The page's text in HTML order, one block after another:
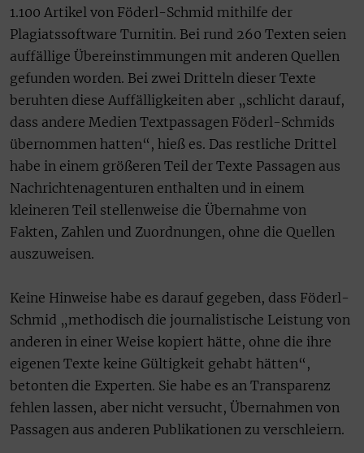
1.100 Artikel von Föderl-Schmid mithilfe der
Plagiatssoftware Turnitin. Bei rund 260 Texten seien
auffällige Übereinstimmungen mit anderen Quellen
gefunden worden. Bei zwei Dritteln dieser Texte
beruhten diese Auffälligkeiten aber „schlicht darauf,
dass andere Medien Textpassagen Föderl-Schmids
übernommen hatten“, hieß es. Das restliche Drittel
habe in einem größeren Teil der Texte Passagen aus
Nachrichtenagenturen enthalten und in einem
kleineren Teil stellenweise die Übernahme von
Fakten, Zahlen und Zuordnungen, ohne die Quellen
auszuweisen.
Keine Hinweise habe es darauf gegeben, dass Föderl-
Schmid „methodisch die journalistische Leistung von
anderen in einer Weise kopiert hätte, ohne die ihre
eigenen Texte keine Gültigkeit gehabt hätten“,
betonten die Experten. Sie habe es an Transparenz
fehlen lassen, aber nicht versucht, Übernahmen von
Passagen aus anderen Publikationen zu verschleiern.